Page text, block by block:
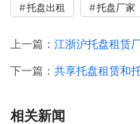
托盘出租 托盘厂家
上一篇： 江浙沪托盘租赁
下一篇： 共享托盘租赁和托
相关新闻